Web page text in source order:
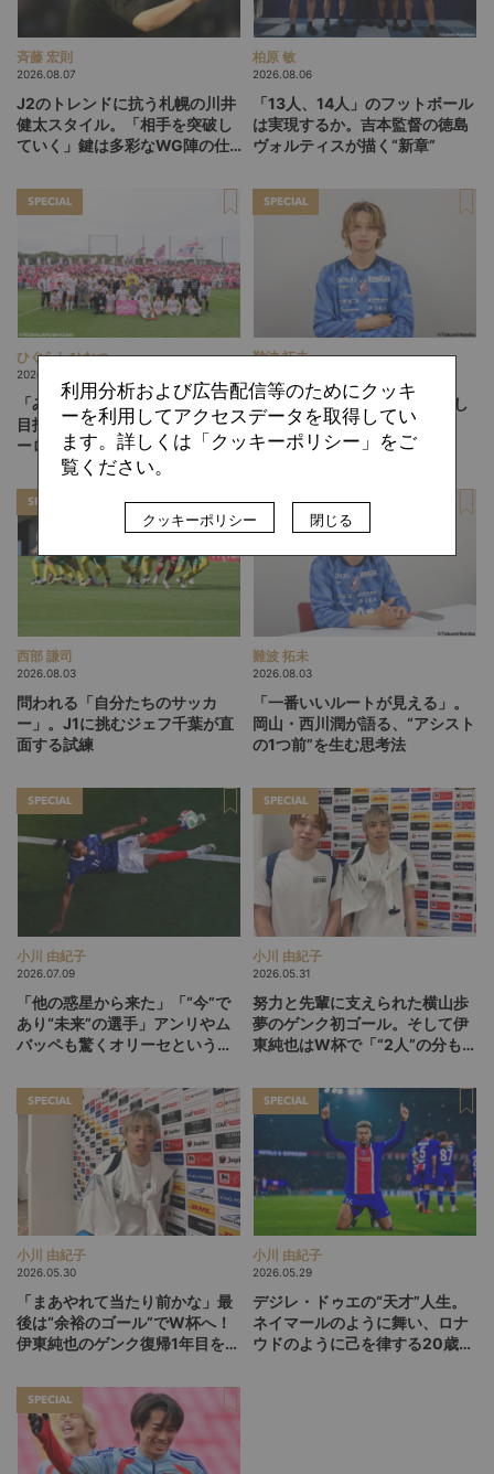
斉藤 宏則
2026.08.07
J2のトレンドに抗う札幌の川井
健太スタイル。「相手を突破し
ていく」鍵は多彩なWG陣の仕
柏原 敏
2026.08.06
「13人、14人」のフットボール
は実現するか。吉本監督の徳島
ヴォルティスが描く“新章”
SPECIAL
ひぐらしひなつ
2026.08.05
「みんなのセカンドクラブ」を
目指して。躍進するテゲバジャ
ーロ宮崎が示す「クラブを育て
る」という価値観
SPECIAL
難波 拓未
「『器用』と言われるのは嬉し
くない」。岡山・西川潤が描
く、"恐い選手"への進化論
SPECIAL
西部 謙司
2026.08.03
問われる「自分たちのサッカ
ー」。J1に挑むジェフ千葉が直
面する試練
SPECIAL
難波 拓未
2026.08.03
「一番いいルートが見える」。
岡山・西川潤が語る、“アシスト
の1つ前”を生む思考法
SPECIAL
小川 由紀子
2026.07.09
「他の惑星から来た」「“今”で
あり“未来”の選手」アンリやム
バッペも驚くオリーセというフ
SPECIAL
小川 由紀子
2026.05.31
努力と先輩に支えられた横山歩
夢のゲンク初ゴール。そして伊
東純也はW杯で「“2人”の分も頑
SPECIAL
小川 由紀子
2026.05.30
「まあやれて当たり前かな」最
後は“余裕のゴール”でW杯へ！
伊東純也のゲンク復帰1年目を総
SPECIAL
小川 由紀子
2026.05.29
デジレ・ドゥエの“天才”人生。
ネイマールのように舞い、ロナ
ウドのように己を律する20歳
SPECIAL
利用分析および広告配信等のためにクッキ
ーを利用してアクセスデータを取得してい
ます。詳しくは「クッキーポリシー」をご
覧ください。
クッキーポリシー 閉じる